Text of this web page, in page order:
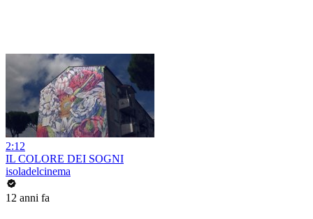
2:12
IL COLORE DEI SOGNI
isoladelcinema
12 anni fa